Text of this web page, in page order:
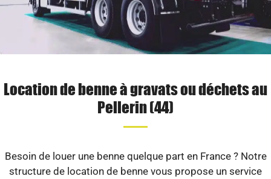
Location de benne à gravats ou déchets au
Pellerin (44)
Besoin de louer une benne quelque part en France ? Notre
structure de location de benne vous propose un service